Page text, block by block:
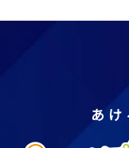
あ